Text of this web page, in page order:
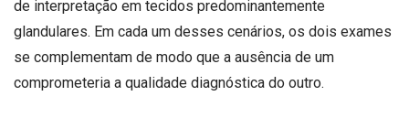
de interpretação em tecidos predominantemente
glandulares. Em cada um desses cenários, os dois exames
se complementam de modo que a ausência de um
comprometeria a qualidade diagnóstica do outro.